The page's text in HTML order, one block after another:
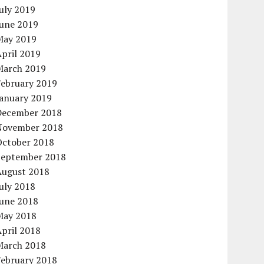
2019
2019
2019
2019
2019
2019
2019
2018
2018
2018
2018
2018
2018
2018
2018
2018
2018
2018